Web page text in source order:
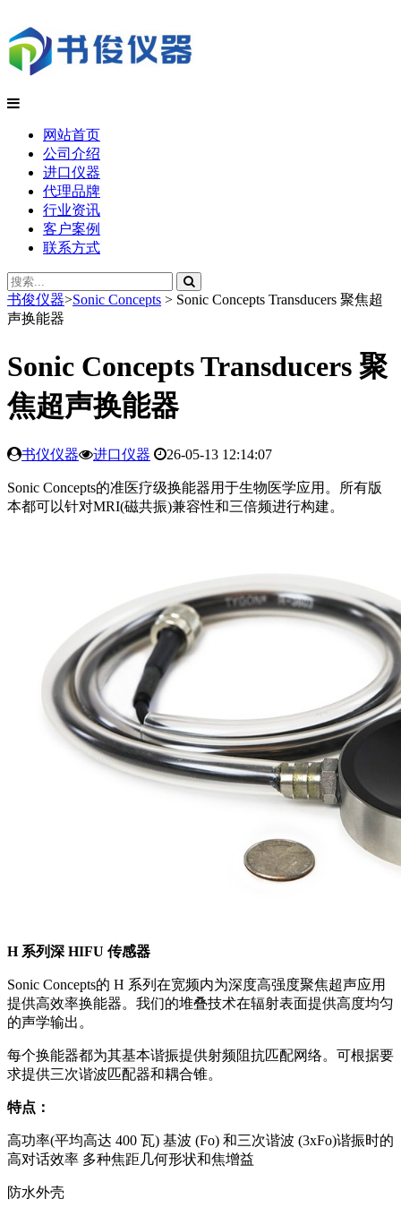
网站首页
公司介绍
进口仪器
代理品牌
行业资讯
客户案例
联系方式
书俊仪器>Sonic Concepts > Sonic Concepts Transducers 聚焦超
声换能器
Sonic Concepts Transducers 聚
焦超声换能器
书仪仪器 进口仪器 26-05-13 12:14:07
Sonic Concepts的准医疗级换能器用于生物医学应用。所有版
本都可以针对MRI(磁共振)兼容性和三倍频进行构建。
H 系列深 HIFU 传感器
Sonic Concepts的 H 系列在宽频内为深度高强度聚焦超声应用
提供高效率换能器。我们的堆叠技术在辐射表面提供高度均匀
的声学输出。
每个换能器都为其基本谐振提供射频阻抗匹配网络。可根据要
求提供三次谐波匹配器和耦合锥。
特点：
高功率(平均高达 400 瓦) 基波 (Fo) 和三次谐波 (3xFo)谐振时的
高对话效率 多种焦距几何形状和焦增益
防水外壳